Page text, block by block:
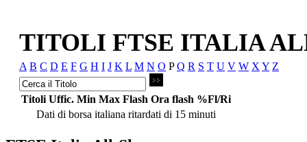
TITOLI FTSE ITALIA
A B C D E F G H I J K L M N O PQ R S T U V W X Y Z
Titoli Uffic. Min Max Flash Ora flash %Fl/Ri
Dati di borsa italiana ritardati di 15 minuti